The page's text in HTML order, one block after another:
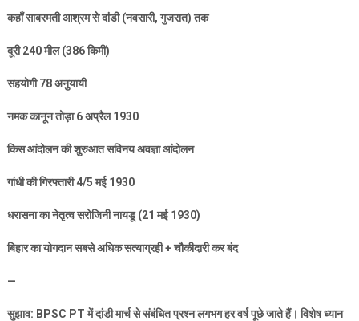
कहाँ साबरमती आश्रम से दांडी (नवसारी,गुजरात) तक
दूरी240मील (386किमी)
सहयोगी78अनुयायी
नमक कानून तोड़ा6अप्रैल1930
किस आंदोलन की शुरुआत सविनय अवज्ञा आंदोलन
गांधी की गिरफ्तारी4/5मई1930
धरासना का नेतृत्व सरोजिनी नायडू (21 मई1930)
बिहार का योगदान सबसे अधिक सत्याग्रही + चौकीदारी कर बंद
—
सुझाव: BPSC PTमें दांडी मार्च से संबंधित प्रश्न लगभग हर वर्ष पूछे जाते हैं। विशेष ध्यान